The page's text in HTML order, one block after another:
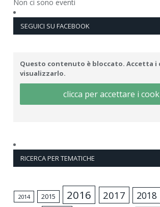
Non ci sono eventi
SEGUICI SU FACEBOOK
Questo contenuto è bloccato. Accetta i
visualizzarlo.
clicca per accettare i
RICERCA PER TEMATICHE
2014 2015 2016 2017 2018